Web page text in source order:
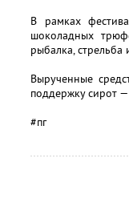
В рамках
шоколадных
рыбалка, стрельба
Вырученные
поддержку сирот
#пг